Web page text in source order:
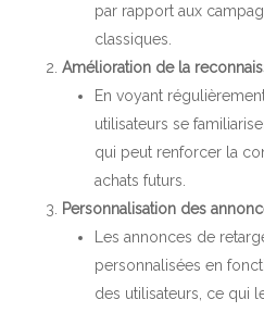
par rapport aux
classiques.
Amélioration de la
En voyant
utilisateurs se
qui peut renforcer la
achats futurs.
Personnalisation des
Les annonces de
personnalisées en
des utilisateurs, ce qui